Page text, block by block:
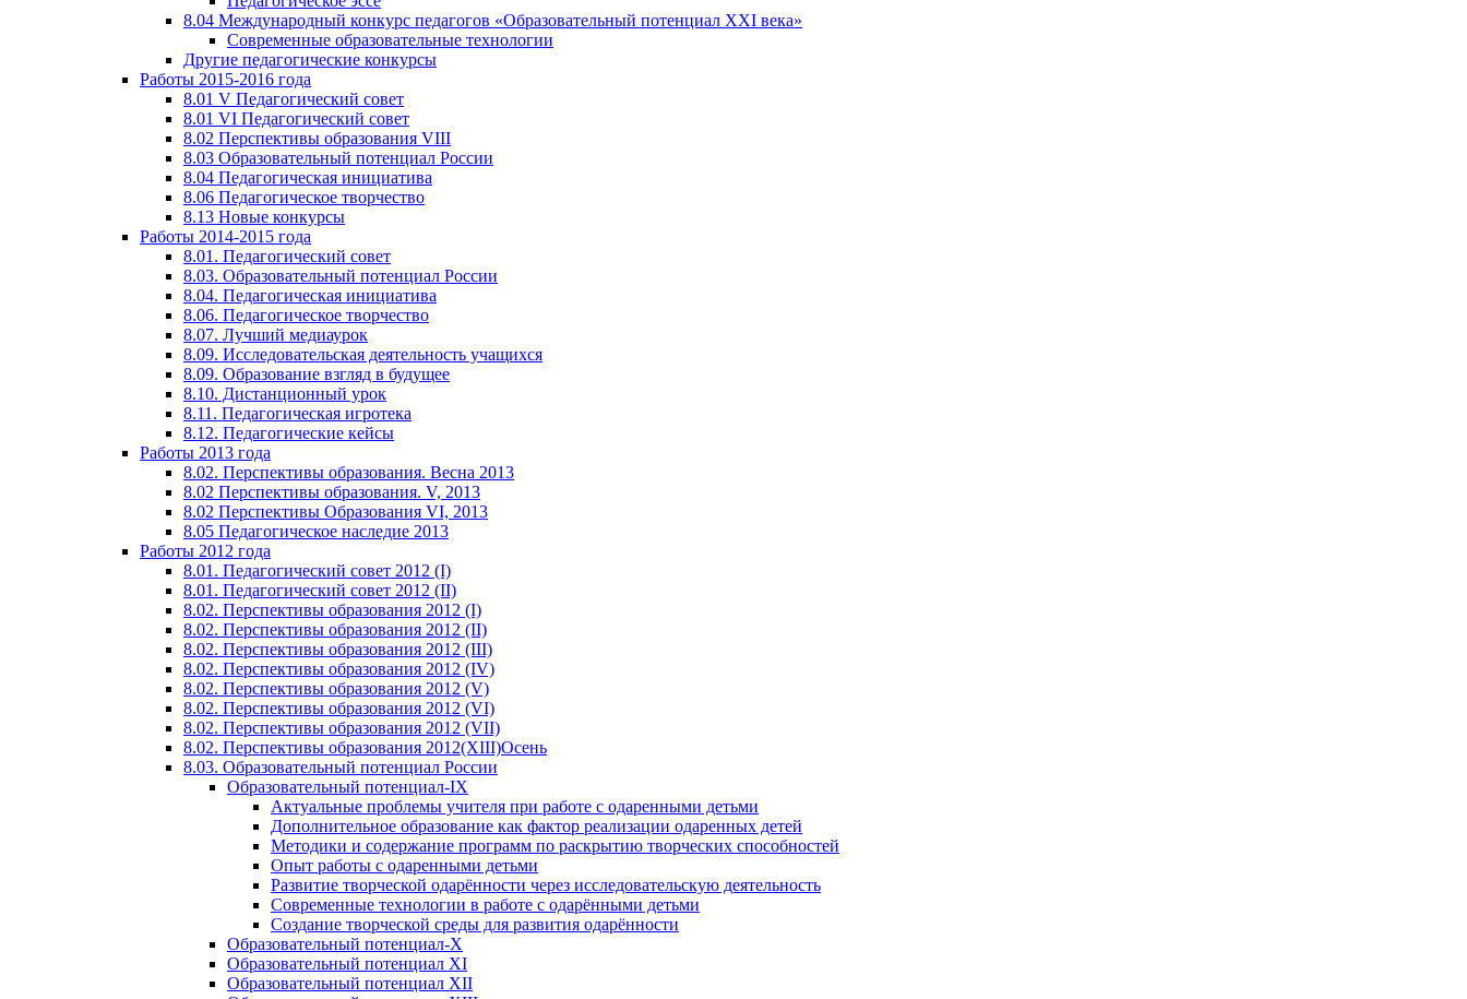
8.04 Международный конкурс педагогов «Образовательный потенциал XXI века»
Современные образовательные технологии
Другие педагогические конкурсы
Работы 2015-2016 года
8.01 V Педагогический совет
8.01 VI Педагогический совет
8.02 Перспективы образования VIII
8.03 Образовательный потенциал России
8.04 Педагогическая инициатива
8.06 Педагогическое творчество
8.13 Новые конкурсы
Работы 2014-2015 года
8.01. Педагогический совет
8.03. Образовательный потенциал России
8.04. Педагогическая инициатива
8.06. Педагогическое творчество
8.07. Лучший медиаурок
8.09. Исследовательская деятельность учащихся
8.09. Образование взгляд в будущее
8.10. Дистанционный урок
8.11. Педагогическая игротека
8.12. Педагогические кейсы
Работы 2013 года
8.02. Перспективы образования. Весна 2013
8.02 Перспективы образования. V, 2013
8.02 Перспективы Образования VI, 2013
8.05 Педагогическое наследие 2013
Работы 2012 года
8.01. Педагогический совет 2012 (I)
8.01. Педагогический совет 2012 (II)
8.02. Перспективы образования 2012 (I)
8.02. Перспективы образования 2012 (II)
8.02. Перспективы образования 2012 (III)
8.02. Перспективы образования 2012 (IV)
8.02. Перспективы образования 2012 (V)
8.02. Перспективы образования 2012 (VI)
8.02. Перспективы образования 2012 (VII)
8.02. Перспективы образования 2012(XIII)Осень
8.03. Образовательный потенциал России
Образовательный потенциал-IX
Актуальные проблемы учителя при работе с одаренными детьми
Дополнительное образование как фактор реализации одаренных детей
Методики и содержание программ по раскрытию творческих способностей
Опыт работы с одаренными детьми
Развитие творческой одарённости через исследовательскую деятельность
Современные технологии в работе с одарёнными детьми
Создание творческой среды для развития одарённости
Образовательный потенциал-X
Образовательный потенциал XI
Образовательный потенциал XII